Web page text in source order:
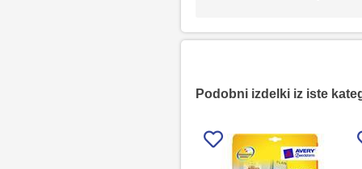
Podobni izdelki iz iste